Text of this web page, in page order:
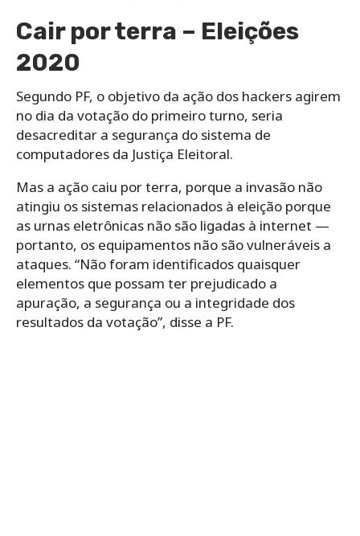
Cair por terra – Eleições
2020
Segundo PF, o objetivo da ação dos hackers agirem
no dia da votação do primeiro turno, seria
desacreditar a segurança do sistema de
computadores da Justiça Eleitoral.
Mas a ação caiu por terra, porque a invasão não
atingiu os sistemas relacionados à eleição porque
as urnas eletrônicas não são ligadas à internet —
portanto, os equipamentos não são vulneráveis a
ataques. “Não foram identificados quaisquer
elementos que possam ter prejudicado a
apuração, a segurança ou a integridade dos
resultados da votação”, disse a PF.